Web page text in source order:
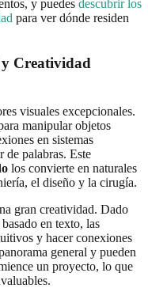
y puedes descubrir los
para ver dónde residen
Creatividad
visuales excepcionales.
manipular objetos
en sistemas
de palabras. Este
los convierte en naturales
el diseño y la cirugía.
gran creatividad. Dado
en texto, las
y hacer conexiones
general y pueden
un proyecto, lo que